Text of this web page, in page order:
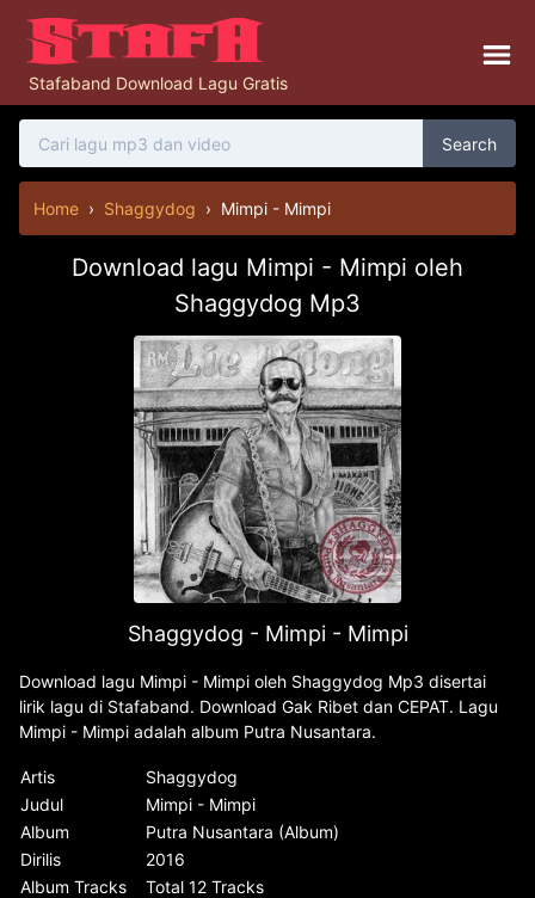
Stafaband Download Lagu Gratis
Search
Home › Shaggydog › Mimpi - Mimpi
Download lagu Mimpi - Mimpi oleh
Shaggydog Mp3
Shaggydog - Mimpi - Mimpi
Download lagu Mimpi - Mimpi oleh Shaggydog Mp3 disertai
lirik lagu di Stafaband. Download Gak Ribet dan CEPAT. Lagu
Mimpi - Mimpi adalah album Putra Nusantara.
Artis
Shaggydog
Judul
Mimpi - Mimpi
Album
Putra Nusantara (Album)
Dirilis
2016
Album Tracks
Total 12 Tracks